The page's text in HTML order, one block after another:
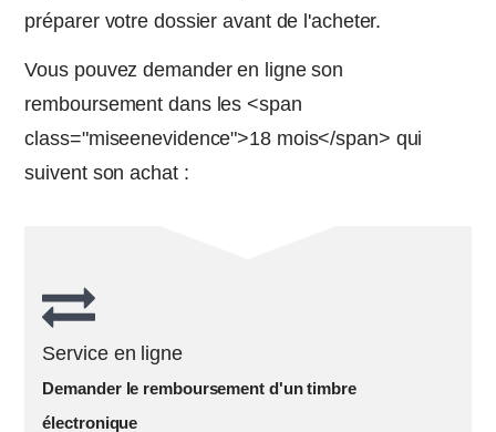
préparer votre dossier avant de l'acheter.
Vous pouvez demander en ligne son
remboursement dans les <span
class="miseenevidence">18 mois</span> qui
suivent son achat :
Service en ligne
Demander le remboursement d'un timbre
électronique